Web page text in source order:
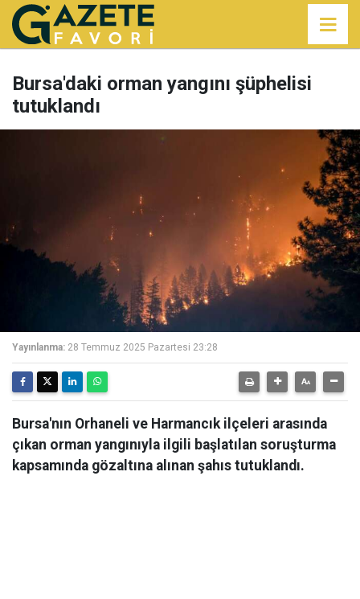
Bursa'daki orman yangını şüphelisi
tutuklandı
Yayınlanma: 28 Temmuz 2025 Pazartesi 23:28
Bursa'nın Orhaneli ve Harmancık ilçeleri arasında
çıkan orman yangınıyla ilgili başlatılan soruşturma
kapsamında gözaltına alınan şahıs tutuklandı.